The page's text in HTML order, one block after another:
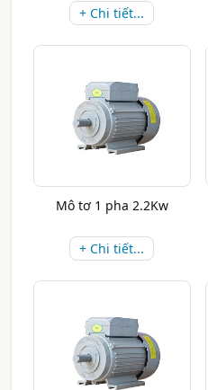
+ Chi tiết...
Mô tơ 1 pha 2.2Kw
+ Chi tiết...